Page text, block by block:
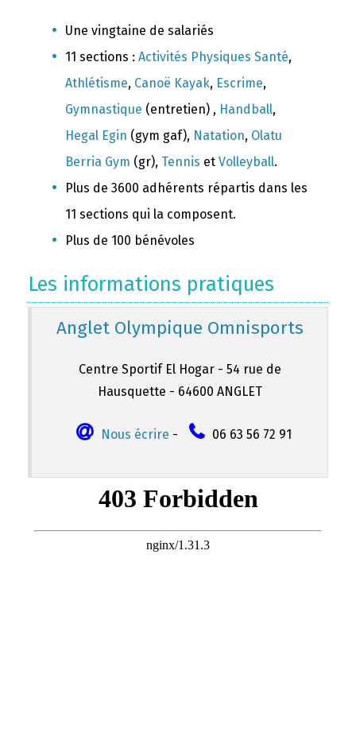
Une vingtaine de salariés
11 sections : Activités Physiques Santé,
Athlétisme, Canoë Kayak, Escrime,
Gymnastique (entretien) , Handball,
Hegal Egin (gym gaf), Natation, Olatu
Berria Gym (gr), Tennis et Volleyball.
Plus de 3600 adhérents répartis dans les
11 sections qui la composent.
Plus de 100 bénévoles
Les informations pratiques
Anglet Olympique Omnisports
Centre Sportif El Hogar - 54 rue de
Hausquette - 64600 ANGLET
Nous écrire - 06 63 56 72 91